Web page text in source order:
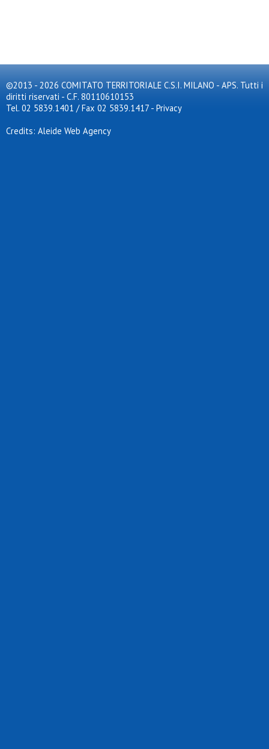
©2013 - 2026 COMITATO TERRITORIALE C.S.I. MILANO - APS. Tutti i
diritti riservati - C.F. 80110610153
Tel. 02 5839.1401 / Fax 02 5839.1417 - Privacy
Credits: Aleide Web Agency